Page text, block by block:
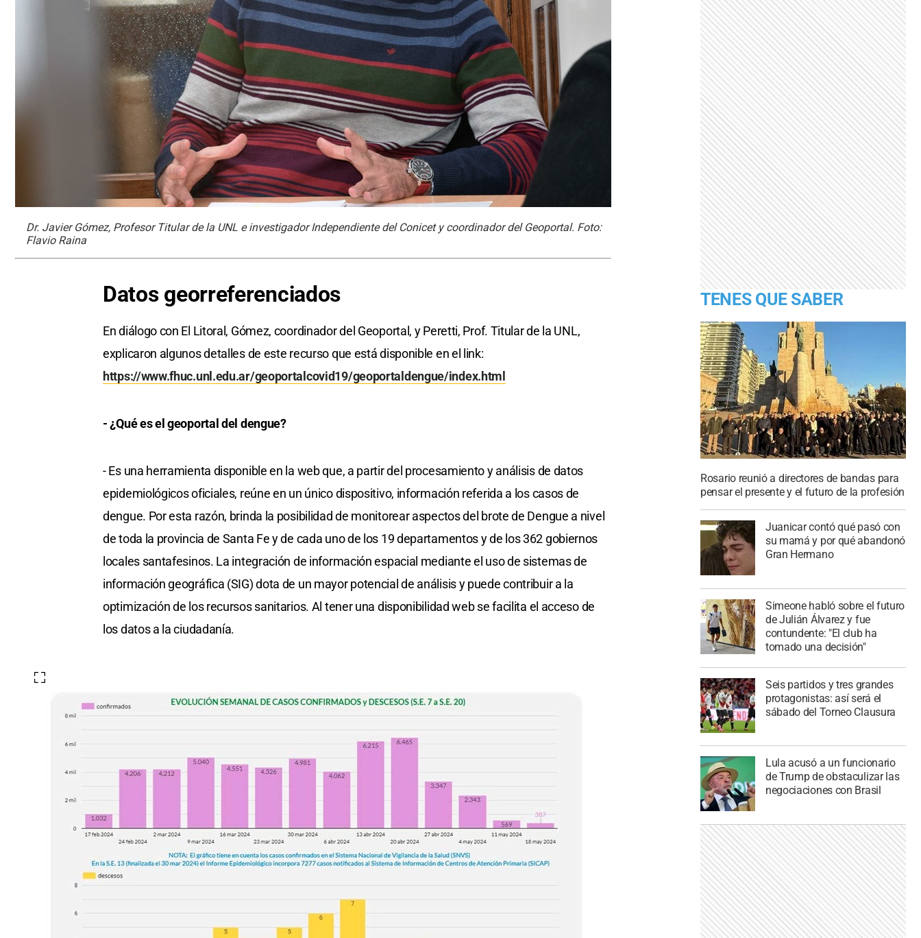
Dr. Javier Gómez, Profesor Titular de la UNL e investigador Independiente del Conicet y coordinador del Geoportal. Foto:
Flavio Raina
Datos georreferenciados
En diálogo con El Litoral, Gómez, coordinador del Geoportal, y Peretti, Prof. Titular de la UNL,
explicaron algunos detalles de este recurso que está disponible en el link:
https://www.fhuc.unl.edu.ar/geoportalcovid19/geoportaldengue/index.html
- ¿Qué es el geoportal del dengue?
- Es una herramienta disponible en la web que, a partir del procesamiento y análisis de datos
epidemiológicos oficiales, reúne en un único dispositivo, información referida a los casos de
dengue. Por esta razón, brinda la posibilidad de monitorear aspectos del brote de Dengue a nivel
de toda la provincia de Santa Fe y de cada uno de los 19 departamentos y de los 362 gobiernos
locales santafesinos. La integración de información espacial mediante el uso de sistemas de
información geográfica (SIG) dota de un mayor potencial de análisis y puede contribuir a la
optimización de los recursos sanitarios. Al tener una disponibilidad web se facilita el acceso de
los datos a la ciudadanía.
TENES QUE SABER
Rosario reunió a directores de bandas para
pensar el presente y el futuro de la profesión
Juanicar contó qué pasó con
su mamá y por qué abandonó
Gran Hermano
Simeone habló sobre el futuro
de Julián Álvarez y fue
contundente: "El club ha
tomado una decisión"
Seis partidos y tres grandes
protagonistas: así será el
sábado del Torneo Clausura
Lula acusó a un funcionario
de Trump de obstaculizar las
negociaciones con Brasil